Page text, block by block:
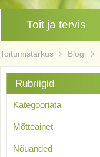
Toit ja tervis
Toitumistarkus Blogi
Rubriigid
Kategooriata
Mõtteainet
Nõuanded